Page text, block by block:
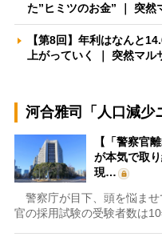
た”ヒミツのお金” ｜ 突
【第8回】年利はなんと
上がっていく ｜ 突然マ
河合雅司「人口減少
【「警察官
が本気で取
現…
警察庁が目下、頭を悩ませ
官の採用試験の受験者数は